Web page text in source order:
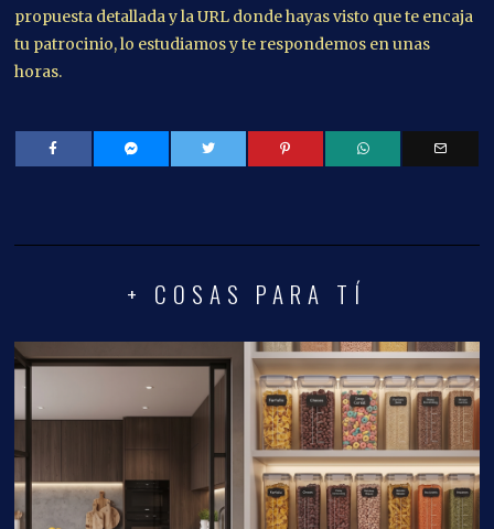
propuesta detallada y la URL donde hayas visto que te encaja
tu patrocinio, lo estudiamos y te respondemos en unas
horas.
+ COSAS PARA TÍ